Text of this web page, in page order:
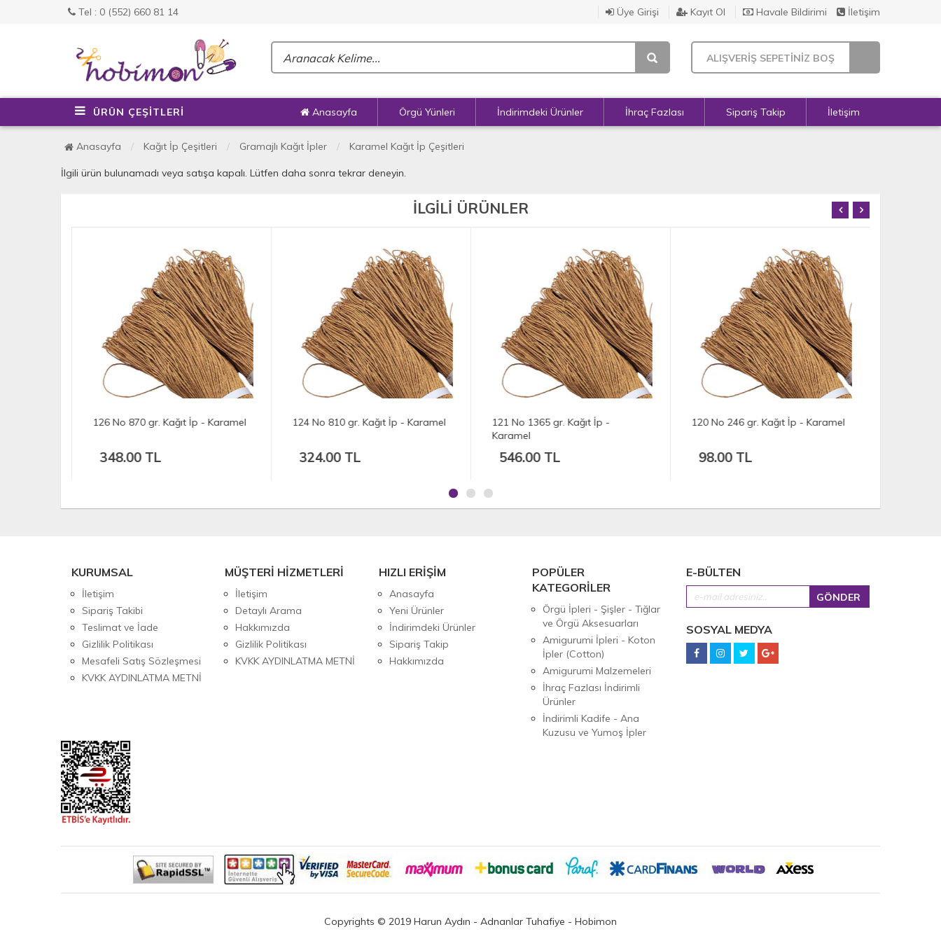
Tel : 0 (552) 660 81 14 Üye Girişi Kayıt Ol Havale Bildirimi İletişim
ALIŞVERİŞ SEPETİNİZ BOŞ
ÜRÜN ÇEŞİTLERİ Anasayfa Örgü Yünleri İndirimdeki Ürünler İhraç Fazlası Sipariş Takip İletişim
Anasayfa Kağıt İp Çeşitleri Gramajlı Kağıt İpler Karamel Kağıt İp Çeşitleri
İlgili ürün bulunamadı veya satışa kapalı. Lütfen daha sonra tekrar deneyin.
İLGİLİ ÜRÜNLER
126 No 870 gr. Kağıt İp - Karamel
348.00 TL
124 No 810 gr. Kağıt İp - Karamel
324.00 TL
121 No 1365 gr. Kağıt İp -
Karamel
546.00 TL
120 No 246 gr. Kağıt İp - Karamel
98.00 TL
KURUMSAL
İletişim
Sipariş Takibi
Teslimat ve İade
Gizlilik Politikası
Mesafeli Satış Sözleşmesi
KVKK AYDINLATMA METNİ
MÜŞTERİ HİZMETLERİ
İletişim
Detaylı Arama
Hakkımızda
Gizlilik Politikası
KVKK AYDINLATMA METNİ
HIZLI ERİŞİM
Anasayfa
Yeni Ürünler
İndirimdeki Ürünler
Sipariş Takip
Hakkımızda
POPÜLER
KATEGORİLER
Örgü İpleri - Şişler - Tığlar
ve Örgü Aksesuarları
Amigurumi İpleri - Koton
İpler (Cotton)
Amigurumi Malzemeleri
İhraç Fazlası İndirimli
Ürünler
İndirimli Kadife - Ana
Kuzusu ve Yumoş İpler
E-BÜLTEN
SOSYAL MEDYA
Copyrights © 2019 Harun Aydın - Adnanlar Tuhafiye - Hobimon